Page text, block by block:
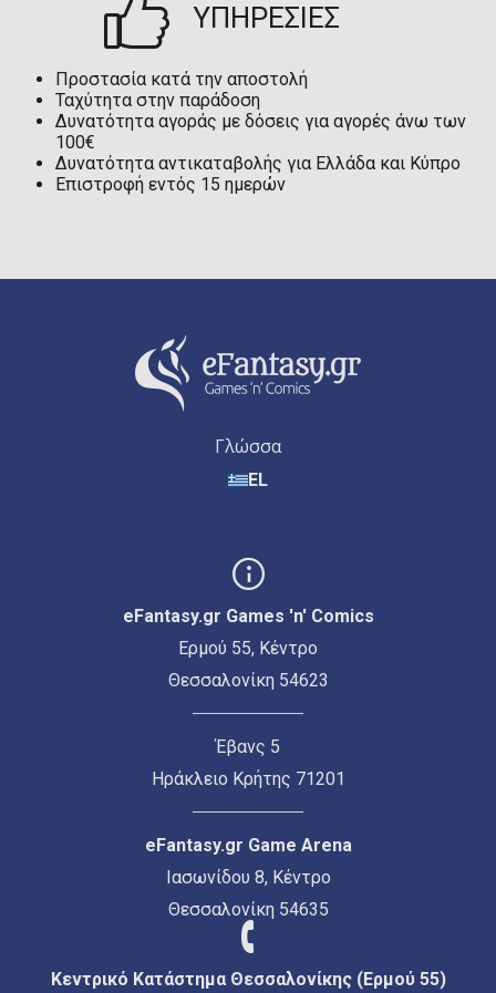
ΥΠΗΡΕΣΙΕΣ
Προστασία κατά την αποστολή
Ταχύτητα στην παράδοση
Δυνατότητα αγοράς με δόσεις για αγορές άνω των
100€
Δυνατότητα αντικαταβολής για Ελλάδα και Κύπρο
Επιστροφή εντός 15 ημερών
Γλώσσα
EL
eFantasy.gr Games 'n' Comics
Ερμού 55, Κέντρο
Θεσσαλονίκη 54623
Έβανς 5
Ηράκλειο Κρήτης 71201
eFantasy.gr Game Arena
Ιασωνίδου 8, Κέντρο
Θεσσαλονίκη 54635
Κεντρικό Κατάστημα Θεσσαλονίκης (Ερμού 55)